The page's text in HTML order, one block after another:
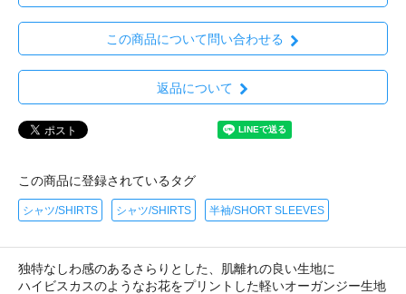
この商品について問い合わせる
返品について
この商品に登録されているタグ
シャツ/SHIRTS シャツ/SHIRTS 半袖/SHORT SLEEVES
独特なしわ感のあるさらりとした、肌離れの良い生地に
ハイビスカスのようなお花をプリントした軽いオーガンジー生地